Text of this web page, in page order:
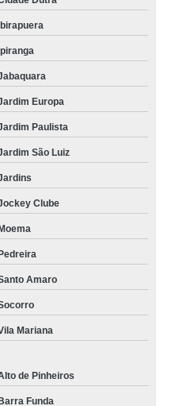
Ibirapuera
Ipiranga
Europa
Paulista
São Luiz
Clube
Moema
Pedreira
Amaro
Mariana
de Pinheiros
Barra Funda